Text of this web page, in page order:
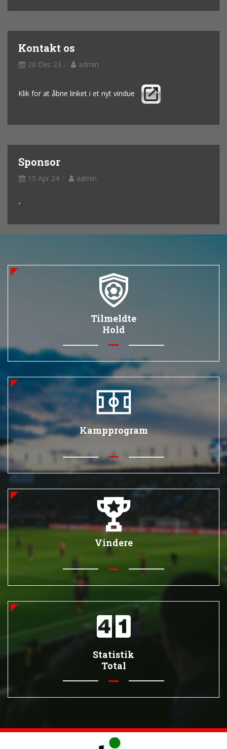
Kontakt os
20 Dec 23 admin
Klik for at åbne linket i et nyt vindue
Sponsor
15 Apr 24 admin
.
Tilmeldte
Hold
Kampprogram
Vindere
Statistik
Total